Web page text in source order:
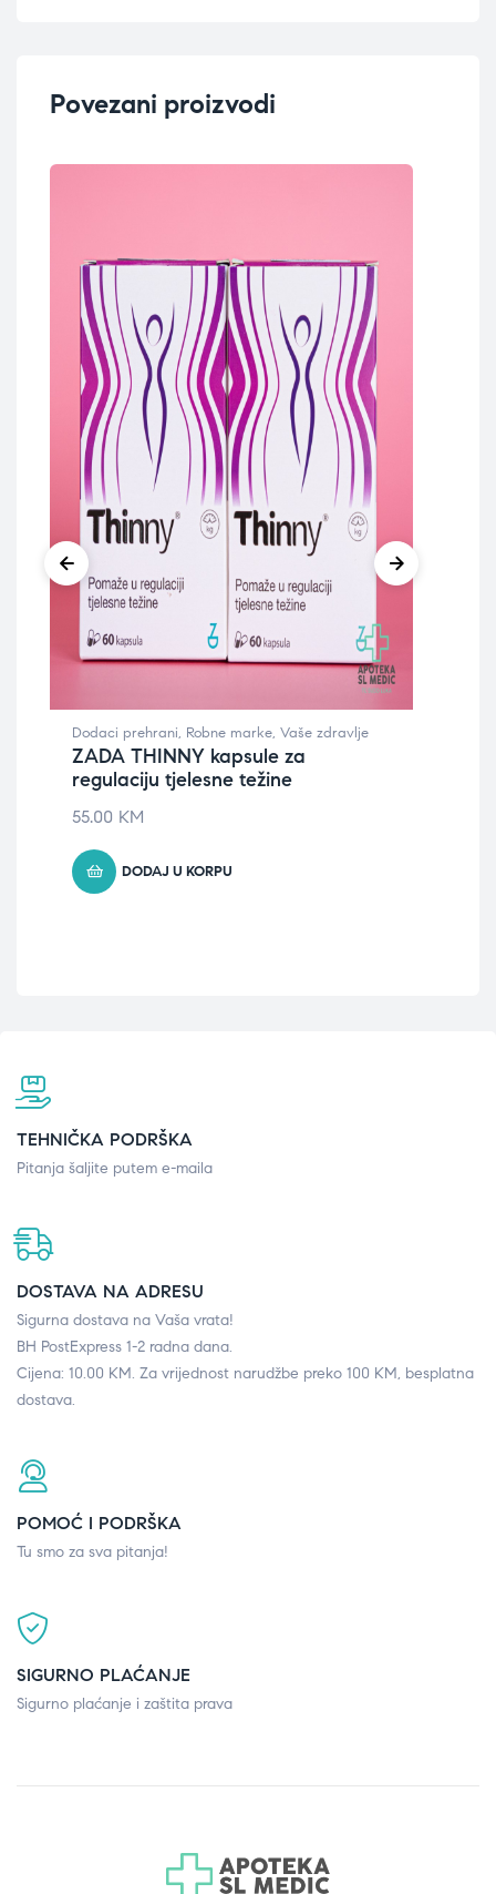
Povezani proizvodi
Dodaci prehrani, Robne marke, Vaše zdravlje
ZADA THINNY kapsule za
regulaciju tjelesne težine
55.00 KM
DODAJ U KORPU
TEHNIČKA PODRŠKA
Pitanja šaljite putem e-maila
DOSTAVA NA ADRESU
Sigurna dostava na Vaša vrata!
BH PostExpress 1-2 radna dana.
Cijena: 10.00 KM. Za vrijednost narudžbe preko 100 KM, besplatna
dostava.
POMOĆ I PODRŠKA
Tu smo za sva pitanja!
SIGURNO PLAĆANJE
Sigurno plaćanje i zaštita prava